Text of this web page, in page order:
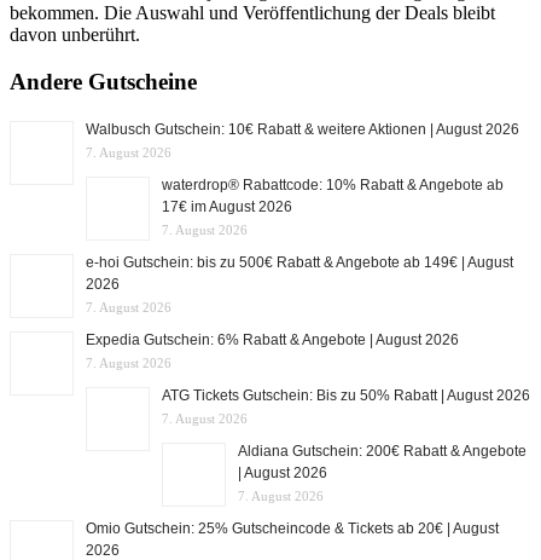
bekommen. Die Auswahl und Veröffentlichung der Deals bleibt
davon unberührt.
Andere Gutscheine
Walbusch Gutschein: 10€ Rabatt & weitere Aktionen | August 2026
7. August 2026
waterdrop® Rabattcode: 10% Rabatt & Angebote ab
17€ im August 2026
7. August 2026
e-hoi Gutschein: bis zu 500€ Rabatt & Angebote ab 149€ | August
2026
7. August 2026
Expedia Gutschein: 6% Rabatt & Angebote | August 2026
7. August 2026
ATG Tickets Gutschein: Bis zu 50% Rabatt | August 2026
7. August 2026
Aldiana Gutschein: 200€ Rabatt & Angebote
| August 2026
7. August 2026
Omio Gutschein: 25% Gutscheincode & Tickets ab 20€ | August
2026